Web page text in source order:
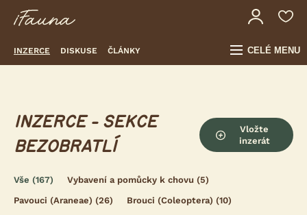
INZERCE DISKUSE ČLÁNKY CELÉ MENU
INZERCE - SEKCE
BEZOBRATLÍ
Vložte
inzerát
Vše (167) Vybavení a pomůcky k chovu (5)
Pavouci (Araneae) (26) Brouci (Coleoptera) (10)